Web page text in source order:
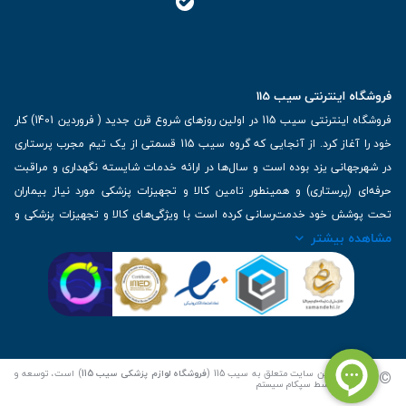
خرید آتل مچ دست یکی از اقدامات مهم در حمایت از سلامت مفصل مچ دست و
کاهش درد و ناراحتی‌های مرتبط با آن می‌باشد. در فروشگاه ما، با ارائه آتل‌های مچ
دست با کیفیت، متنوع و با قیمت مناسب، ما به شما کمک می‌کنیم تا راحتی و
سلامتی مفصل مچ دست خود را بهبود بخشید.
- در وبسایت ما، مجموعه‌ای از آتل‌های مچ دست با اندازه‌ها، طراحی‌ها و
جنس‌های مختلف وجود دارد. بر اساس نیاز خود، آتلی که بهترین پاسخ به
فروشگاه اینترنتی سیب 115
فروشگاه اینترنتی سیب 115 در اولین روزهای شروع قرن جدید ( فروردین 1401) کار
خود را آغاز کرد. از آنجایی که گروه سیب 115 قسمتی از یک تیم مجرب پرستاری
در شهرجهانی یزد بوده است و سال‌ها در ارائه خدمات شایسته نگهداری و مراقبت
حرفه‌ای (پرستاری) و همینطور تامین کالا و تجهیزات پزشکی مورد نیاز بیماران
تحت پوشش خود خدمت‌رسانی کرده است با ویژگی‌های کالا و تجهیزات پزشکی و
برترین برندهای موجود در بازار اطلاعات بسیار ارزشمندی را دارا می‌باشد
| تلفن تماس : 36333383-035 | ایمیل: Info@Sib115.com
مشاهده بیشتر
© کلیه حقوق این سایت متعلق به سیب 115 ( فروشگاه لوازم پزشکی سیب 115 ) است، توسعه و
کدنویسی توسط سپکام سیستم